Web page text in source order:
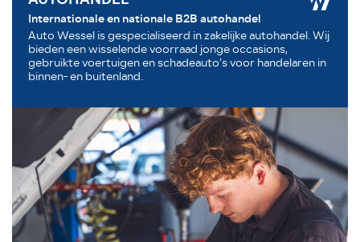
Internationale en nationale B2B autohandel
Auto Wessel is gespecialiseerd in zakelijke autohandel. Wij
bieden een wisselende voorraad jonge occasions,
gebruikte voertuigen en schadeauto’s voor handelaren in
binnen- en buitenland.